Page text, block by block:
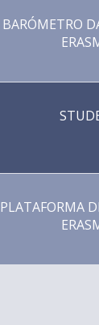
BARÓMETRO
PLATAFORMA